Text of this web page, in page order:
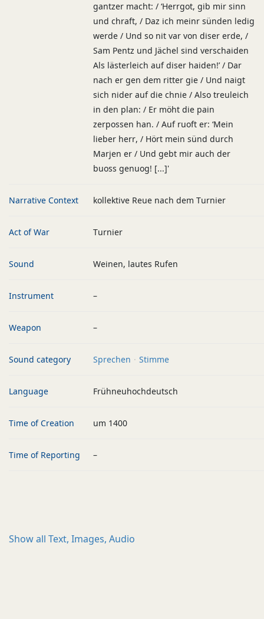
gantzer macht: / ‘Herrgot, gib mir sinn
und chraft, / Daz ich meinr sünden ledig
werde / Und so nit var von diser erde, /
Sam Pentz und Jächel sind verschaiden
Als lästerleich auf diser haiden!’ / Dar
nach er gen dem ritter gie / Und naigt
sich nider auf die chnie / Also treuleich
in den plan: / Er möht die pain
zerpossen han. / Auf ruoft er: ‘Mein
lieber herr, / Hört mein sünd durch
Marjen er / Und gebt mir auch der
buoss genuog! [...]'
Narrative Context kollektive Reue nach dem Turnier
Act of War Turnier
Sound Weinen, lautes Rufen
Instrument –
Weapon –
Sound category Sprechen Stimme
Language Frühneuhochdeutsch
Time of Creation um 1400
Time of Reporting –
Show all Text, Images, Audio